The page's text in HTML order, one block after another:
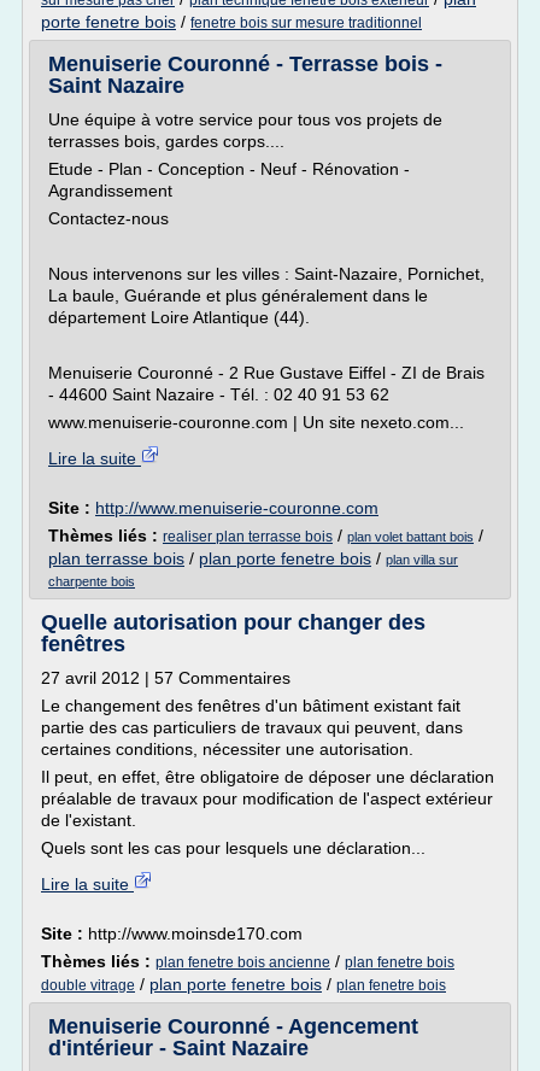
porte fenetre bois / fenetre bois sur mesure traditionnel
Menuiserie Couronné - Terrasse bois -
Saint Nazaire
Une équipe à votre service pour tous vos projets de
terrasses bois, gardes corps....
Etude - Plan - Conception - Neuf - Rénovation -
Agrandissement
Contactez-nous
Nous intervenons sur les villes : Saint-Nazaire, Pornichet,
La baule, Guérande et plus généralement dans le
département Loire Atlantique (44).
Menuiserie Couronné - 2 Rue Gustave Eiffel - ZI de Brais
- 44600 Saint Nazaire - Tél. : 02 40 91 53 62
www.menuiserie-couronne.com | Un site nexeto.com...
Lire la suite
Site : http://www.menuiserie-couronne.com
Thèmes liés : realiser plan terrasse bois / plan volet battant bois /
plan terrasse bois / plan porte fenetre bois / plan villa sur
charpente bois
Quelle autorisation pour changer des
fenêtres
27 avril 2012 | 57 Commentaires
Le changement des fenêtres d'un bâtiment existant fait
partie des cas particuliers de travaux qui peuvent, dans
certaines conditions, nécessiter une autorisation.
Il peut, en effet, être obligatoire de déposer une déclaration
préalable de travaux pour modification de l'aspect extérieur
de l'existant.
Quels sont les cas pour lesquels une déclaration...
Lire la suite
Site : http://www.moinsde170.com
Thèmes liés : plan fenetre bois ancienne / plan fenetre bois
double vitrage / plan porte fenetre bois / plan fenetre bois
Menuiserie Couronné - Agencement
d'intérieur - Saint Nazaire